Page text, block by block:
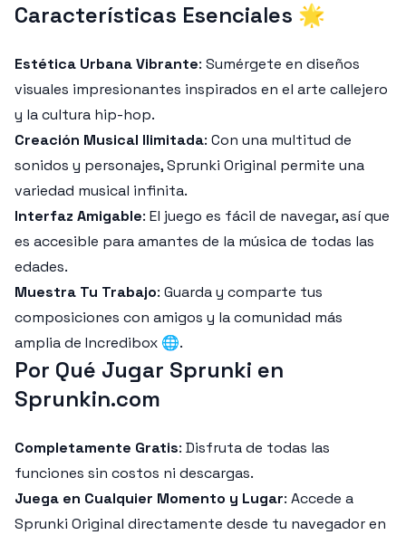
Características Esenciales 🌟
Estética Urbana Vibrante: Sumérgete en diseños
visuales impresionantes inspirados en el arte callejero
y la cultura hip-hop.
Creación Musical Ilimitada: Con una multitud de
sonidos y personajes, Sprunki Original permite una
variedad musical infinita.
Interfaz Amigable: El juego es fácil de navegar, así que
es accesible para amantes de la música de todas las
edades.
Muestra Tu Trabajo: Guarda y comparte tus
composiciones con amigos y la comunidad más
amplia de Incredibox 🌐.
Por Qué Jugar Sprunki en
Sprunkin.com
Completamente Gratis: Disfruta de todas las
funciones sin costos ni descargas.
Juega en Cualquier Momento y Lugar: Accede a
Sprunki Original directamente desde tu navegador en